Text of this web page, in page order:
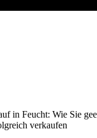
in Feucht: Wie Sie
verkaufen